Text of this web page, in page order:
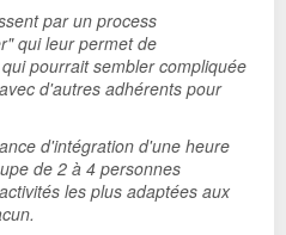
par un process
qui leur permet de
pourrait sembler compliquée
d'autres adhérents pour
d'intégration d'une heure
de 2 à 4 personnes
les plus adaptées aux